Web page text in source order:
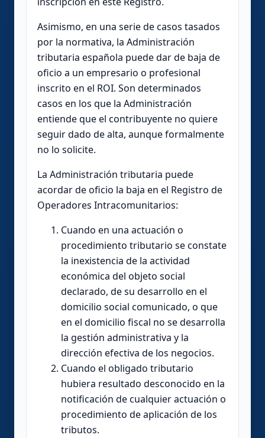
Asimismo, en una serie de casos tasados
por la normativa, la Administración
tributaria española puede dar de baja de
oficio a un empresario o profesional
inscrito en el ROI. Son determinados
casos en los que la Administración
entiende que el contribuyente no quiere
seguir dado de alta, aunque formalmente
no lo solicite.
La Administración tributaria puede
acordar de oficio la baja en el Registro de
Operadores Intracomunitarios:
Cuando en una actuación o
procedimiento tributario se constate
la inexistencia de la actividad
económica del objeto social
declarado, de su desarrollo en el
domicilio social comunicado, o que
en el domicilio fiscal no se desarrolla
la gestión administrativa y la
dirección efectiva de los negocios.
Cuando el obligado tributario
hubiera resultado desconocido en la
notificación de cualquier actuación o
procedimiento de aplicación de los
tributos.